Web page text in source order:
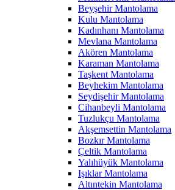
Beyşehir Mantolama
Kulu Mantolama
Kadınhanı Mantolama
Mevlana Mantolama
Akören Mantolama
Karaman Mantolama
Taşkent Mantolama
Beyhekim Mantolama
Seydişehir Mantolama
Cihanbeyli Mantolama
Tuzlukçu Mantolama
Akşemsettin Mantolama
Bozkır Mantolama
Çeltik Mantolama
Yalıhüyük Mantolama
Işıklar Mantolama
Altıntekin Mantolama